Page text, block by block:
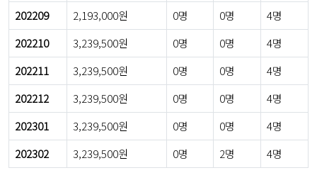
202209
2,193,000원 0명 0명
4명
202210
3,239,500원 0명 0명
4명
202211
3,239,500원 0명 0명
4명
202212
3,239,500원 0명 0명
4명
202301
3,239,500원 0명 0명
4명
202302
3,239,500원 0명 2명 4명